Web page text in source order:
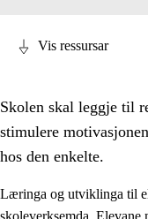
Vis ressursar
Skolen skal leggje til
stimulere
hos den enkelte.
Læringa og utviklinga til